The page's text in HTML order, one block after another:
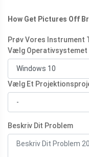
How Get Pictures Off
Prøv Vores Instrument
Vælg Operativsystemet
Vælg Et
Beskriv Dit Problem